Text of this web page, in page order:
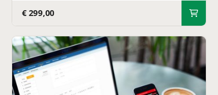
€ 299,00